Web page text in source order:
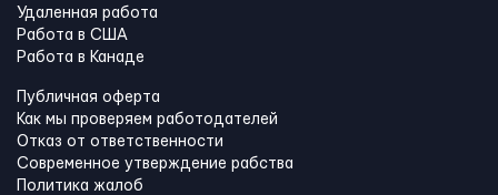
Удаленная работа
Работа в США
Работа в Канадe
Публичная оферта
Как мы проверяем работодателей
Отказ от ответственности
Современное утверждение рабства
Политика жалоб